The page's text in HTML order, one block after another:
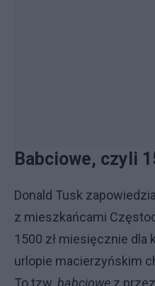
Babciowe, czyli
Donald Tusk
z mieszkańcami
1500 zł miesięcznie dla
urlopie macierzyńskim
To tzw. babciowe z